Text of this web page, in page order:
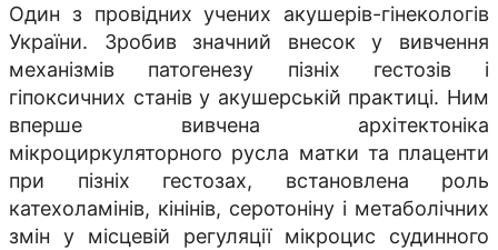
Один з провідних учених акушерів-гінекологів
України. Зробив значний внесок у вивчення
механізмів патогенезу пізніх гестозів і
гіпоксичних станів у акушерській практиці. Ним
вперше вивчена архітектоніка
мікроциркуляторного русла матки та плаценти
при пізніх гестозах, встановлена роль
катехоламінів, кінінів, серотоніну і метаболічних
змін у місцевій регуляції мікроцис судинного